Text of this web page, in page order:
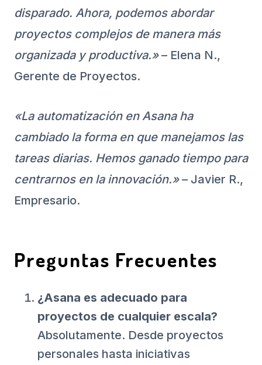
disparado. Ahora, podemos abordar
proyectos complejos de manera más
organizada y productiva.»– Elena N.,
Gerente de Proyectos.
«La automatización en Asana ha
cambiado la forma en que manejamos las
tareas diarias. Hemos ganado tiempo para
centrarnos en la innovación.»– Javier R.,
Empresario.
Preguntas Frecuentes
¿Asana es adecuado para
proyectos de cualquier escala?
Absolutamente. Desde proyectos
personales hasta iniciativas